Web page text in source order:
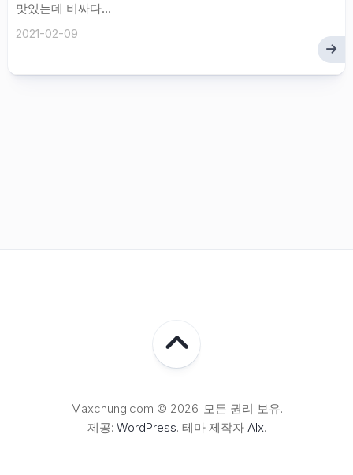
맛있는데 비싸다…
2021-02-09
Maxchung.com © 2026. 모든 권리 보유.
제공: WordPress. 테마 제작자 Alx.